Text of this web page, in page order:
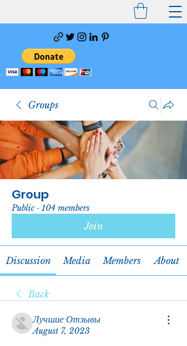
Groups
Group
Public · 104 members
Join
Discussion Media Members About
Back
Лучшие Отзывы
August 7, 2023